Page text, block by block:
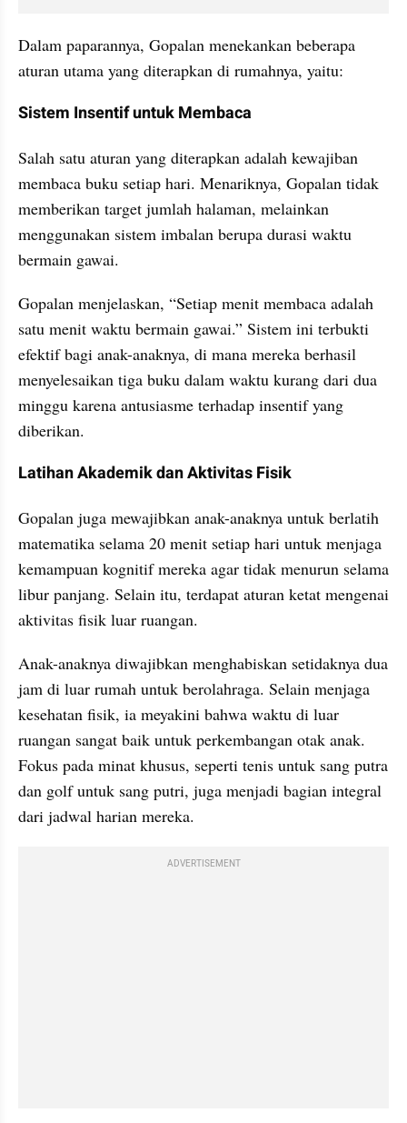
Dalam paparannya, Gopalan menekankan beberapa
aturan utama yang diterapkan di rumahnya, yaitu:
Sistem Insentif untuk Membaca
Salah satu aturan yang diterapkan adalah kewajiban
membaca buku setiap hari. Menariknya, Gopalan tidak
memberikan target jumlah halaman, melainkan
menggunakan sistem imbalan berupa durasi waktu
bermain gawai.
Gopalan menjelaskan, “Setiap menit membaca adalah
satu menit waktu bermain gawai.” Sistem ini terbukti
efektif bagi anak-anaknya, di mana mereka berhasil
menyelesaikan tiga buku dalam waktu kurang dari dua
minggu karena antusiasme terhadap insentif yang
diberikan.
Latihan Akademik dan Aktivitas Fisik
Gopalan juga mewajibkan anak-anaknya untuk berlatih
matematika selama 20 menit setiap hari untuk menjaga
kemampuan kognitif mereka agar tidak menurun selama
libur panjang. Selain itu, terdapat aturan ketat mengenai
aktivitas fisik luar ruangan.
Anak-anaknya diwajibkan menghabiskan setidaknya dua
jam di luar rumah untuk berolahraga. Selain menjaga
kesehatan fisik, ia meyakini bahwa waktu di luar
ruangan sangat baik untuk perkembangan otak anak.
Fokus pada minat khusus, seperti tenis untuk sang putra
dan golf untuk sang putri, juga menjadi bagian integral
dari jadwal harian mereka.
ADVERTISEMENT